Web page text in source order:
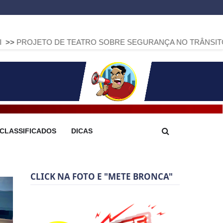
DE TEATRO SOBRE SEGURANÇA NO TRÂNSITO CHEGA A
CLASSIFICADOS DICAS
CLICK NA FOTO E "METE BRONCA"